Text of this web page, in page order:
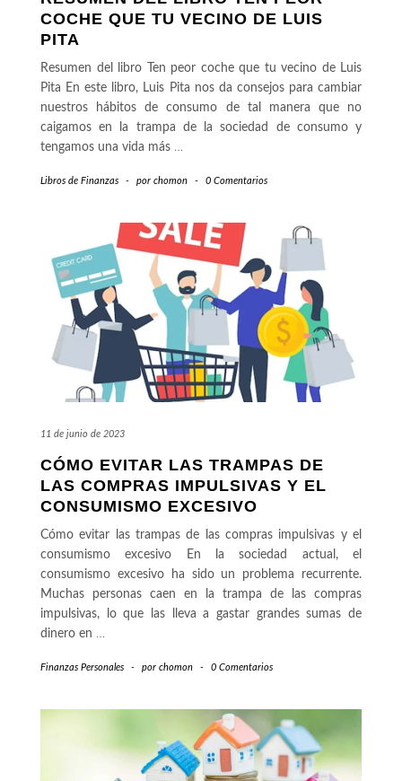
COCHE QUE TU VECINO DE LUIS
PITA
Resumen del libro Ten peor coche que tu vecino de Luis
Pita En este libro, Luis Pita nos da consejos para cambiar
nuestros hábitos de consumo de tal manera que no
caigamos en la trampa de la sociedad de consumo y
tengamos una vida más …
Libros de Finanzas - por chomon - 0 Comentarios
11 de junio de 2023
CÓMO EVITAR LAS TRAMPAS DE
LAS COMPRAS IMPULSIVAS Y EL
CONSUMISMO EXCESIVO
Cómo evitar las trampas de las compras impulsivas y el
consumismo excesivo En la sociedad actual, el
consumismo excesivo ha sido un problema recurrente.
Muchas personas caen en la trampa de las compras
impulsivas, lo que las lleva a gastar grandes sumas de
dinero en …
Finanzas Personales - por chomon - 0 Comentarios